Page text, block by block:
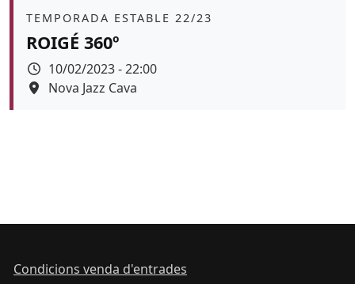
Àmbit
TEMPORADA ESTABLE 22/23
ROIGÉ 360º
Data
10/02/2023 - 22:00
Espai
Nova Jazz Cava
Condicions venda d'entrades